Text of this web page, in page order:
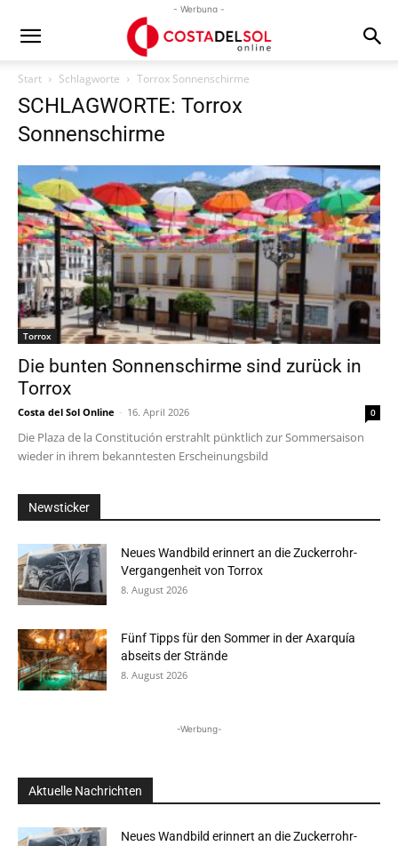
- Werbung -
Start Schlagworte Torrox Sonnenschirme
SCHLAGWORTE: Torrox
Sonnenschirme
Torrox
Die bunten Sonnenschirme sind zurück in
Torrox
Costa del Sol Online - 16. April 2026 0
Die Plaza de la Constitución erstrahlt pünktlich zur Sommersaison
wieder in ihrem bekanntesten Erscheinungsbild
Newsticker
Neues Wandbild erinnert an die Zuckerrohr-
Vergangenheit von Torrox
8. August 2026
Fünf Tipps für den Sommer in der Axarquía
abseits der Strände
8. August 2026
-Werbung-
Aktuelle Nachrichten
Neues Wandbild erinnert an die Zuckerrohr-